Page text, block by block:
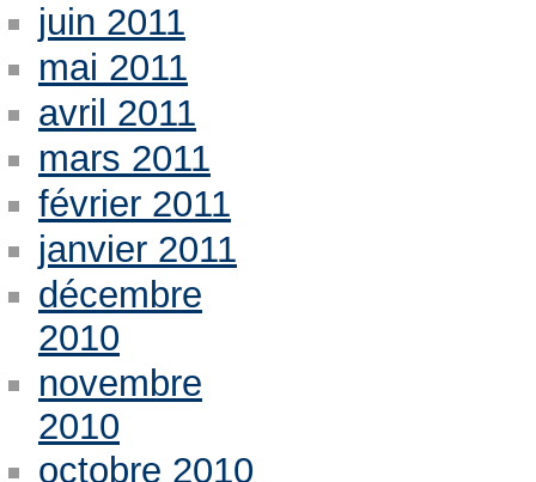
juin 2011
mai 2011
avril 2011
mars 2011
février 2011
janvier 2011
décembre
2010
novembre
2010
octobre 2010